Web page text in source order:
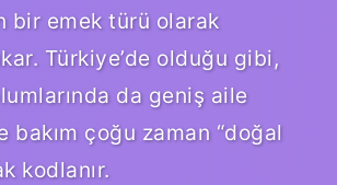
bir emek türü olarak
Türkiye’de olduğu gibi,
da geniş aile
bakım çoğu zaman “doğal
kodlanır.